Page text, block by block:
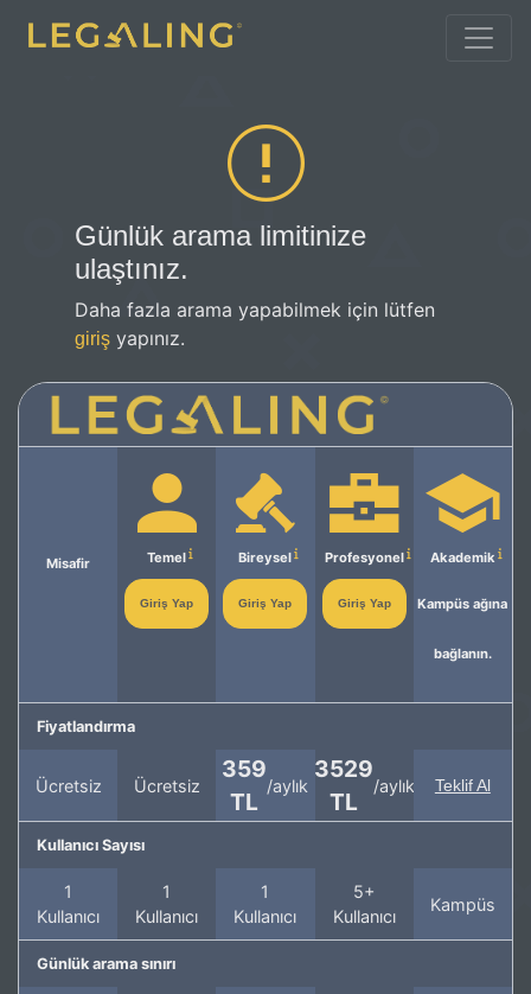
Günlük arama limitinize
ulaştınız.
Daha fazla arama yapabilmek için lütfen
giriş yapınız.
Misafir Temel
Giriş Yap
Bireysel
Giriş Yap
Profesyonel
Giriş Yap
Akademik
Kampüs ağına
bağlanın.
Fiyatlandırma
Ücretsiz Ücretsiz
359
TL
/aylık
3529
TL
/aylık Teklif Al
Kullanıcı Sayısı
1
Kullanıcı
1
Kullanıcı
1
Kullanıcı
5+
Kullanıcı
Kampüs
Günlük arama sınırı